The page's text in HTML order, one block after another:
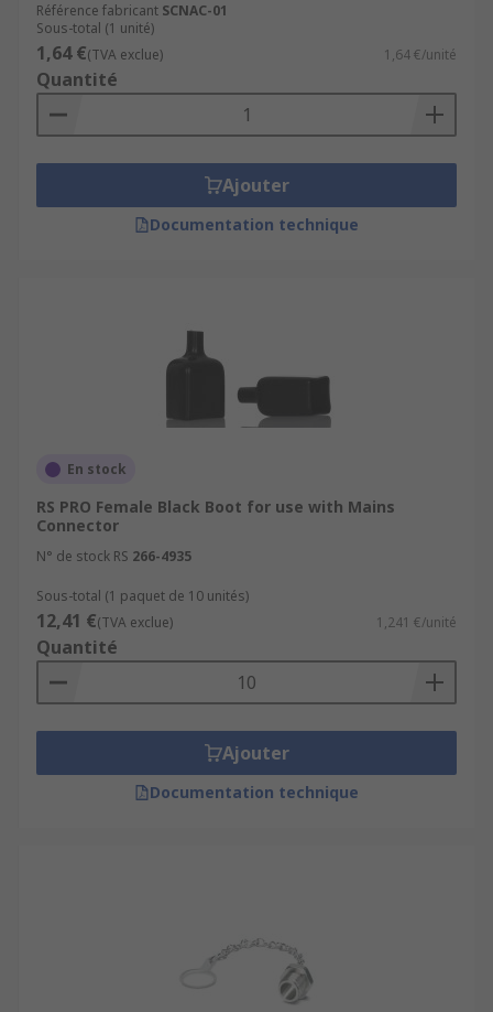
Référence fabricant SCNAC-01
Sous-total (1 unité)
1,64 €(TVA exclue) 1,64 €/unité
Quantité
Ajouter
Documentation technique
En stock
RS PRO Female Black Boot for use with Mains
Connector
N° de stock RS 266-4935
Sous-total (1 paquet de 10 unités)
12,41 €(TVA exclue) 1,241 €/unité
Quantité
Ajouter
Documentation technique